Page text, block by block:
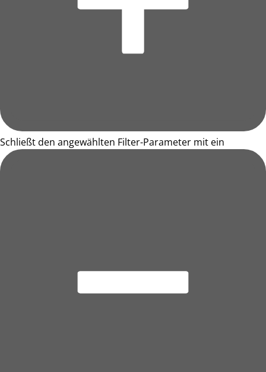
Schließt den angewählten Filter-Parameter mit ein